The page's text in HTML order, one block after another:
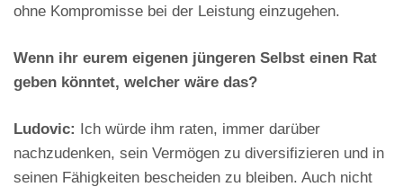
ohne Kompromisse bei der Leistung einzugehen.
Wenn ihr eurem eigenen jüngeren Selbst einen Rat
geben könntet, welcher wäre das?
Ludovic: Ich würde ihm raten, immer darüber
nachzudenken, sein Vermögen zu diversifizieren und in
seinen Fähigkeiten bescheiden zu bleiben. Auch nicht